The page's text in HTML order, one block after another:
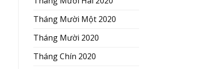
Tháng Mười Một 2020
Tháng Mười 2020
Tháng Chín 2020